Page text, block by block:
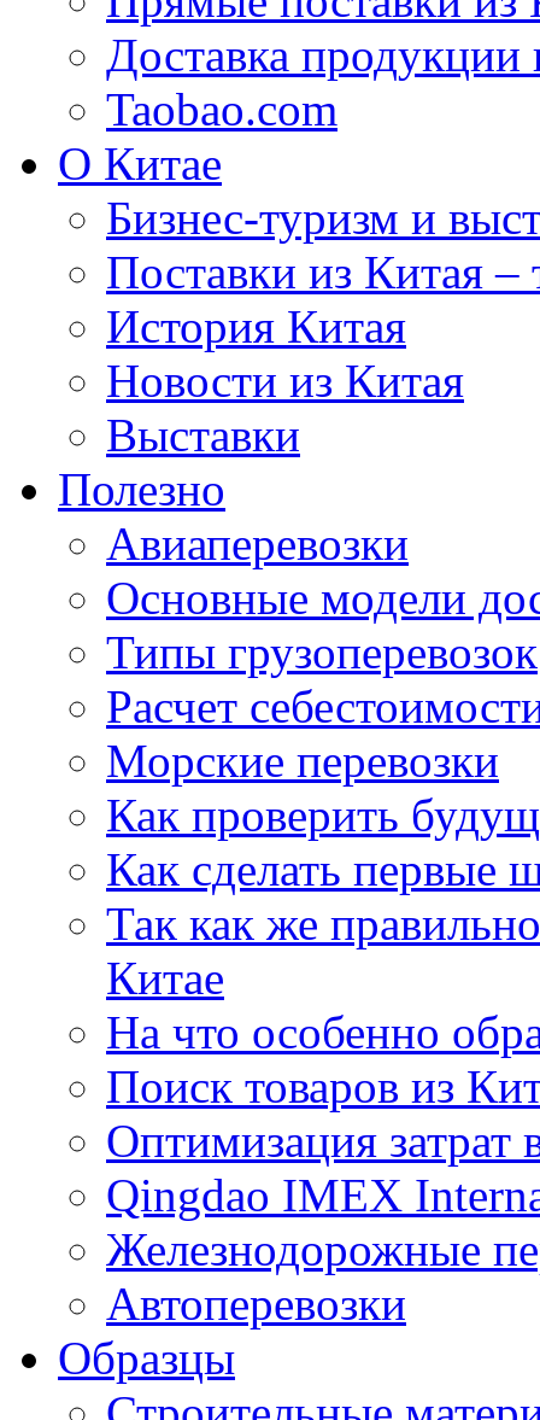
Доставка продукции
Taobao.com
О Китае
Бизнес-туризм и
Поставки из Китая
История Китая
Новости из Китая
Выставки
Полезно
Авиаперевозки
Основные модели
Типы грузоперевозок
Расчет
Морские перевозки
Как проверить
Как сделать первые
Так как же
Китае
На что особенно
Поиск товаров из
Оптимизация затрат
Qingdao IMEX
Железнодорожные
Автоперевозки
Образцы